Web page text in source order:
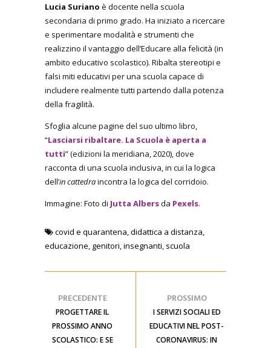
Lucia Suriano è docente nella scuola
secondaria di primo grado. Ha iniziato a ricercare
e sperimentare modalità e strumenti che
realizzino il vantaggio dell’Educare alla felicità (in
ambito educativo scolastico). Ribalta stereotipi e
falsi miti educativi per una scuola capace di
includere realmente tutti partendo dalla potenza
della fragilità.
Sfoglia alcune pagine del suo ultimo libro,
“Lasciarsi ribaltare. La Scuola è aperta a
tutti” (edizioni la meridiana, 2020), dove
racconta di una scuola inclusiva, in cui la logica
dell’in cattedraincontra la logica del corridoio.
Immagine: Foto di Jutta Albersda Pexels.
covid e quarantena,didattica a distanza,
educazione, genitori,insegnanti, scuola
PRECEDENTE
PROGETTARE IL
PROSSIMO ANNO
SCOLASTICO: E SE
PROSSIMO
I SERVIZI SOCIALI ED
EDUCATIVI NEL POST-
CORONAVIRUS: IN